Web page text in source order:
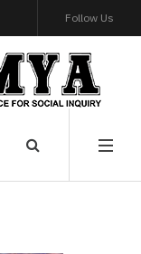
Follow Us